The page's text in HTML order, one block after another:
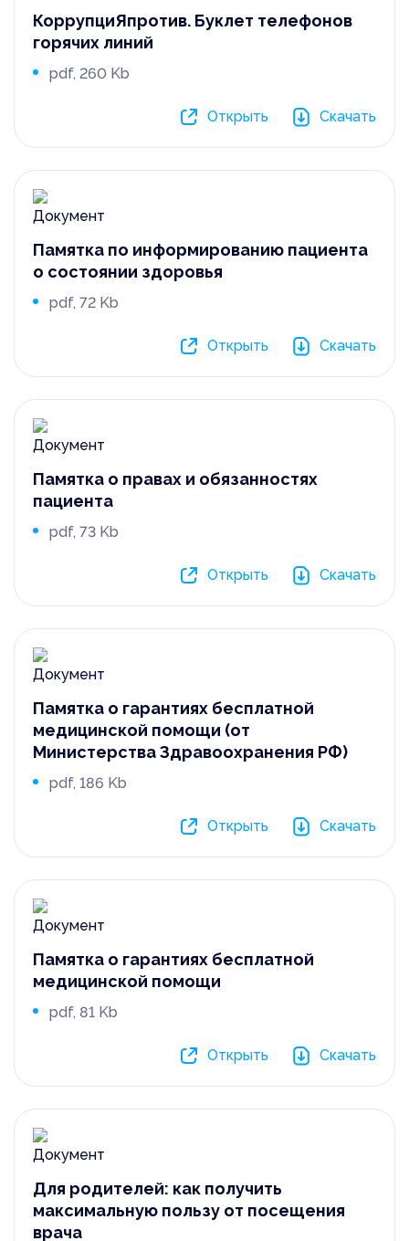
КоррупциЯпротив. Буклет телефонов
горячих линий
pdf, 260 Kb
Открыть Скачать
Памятка по информированию пациента
о состоянии здоровья
pdf, 72 Kb
Открыть Скачать
Памятка о правах и обязанностях
пациента
pdf, 73 Kb
Открыть Скачать
Памятка о гарантиях бесплатной
медицинской помощи (от
Министерства Здравоохранения РФ)
pdf, 186 Kb
Открыть Скачать
Памятка о гарантиях бесплатной
медицинской помощи
pdf, 81 Kb
Открыть Скачать
Для родителей: как получить
максимальную пользу от посещения
врача